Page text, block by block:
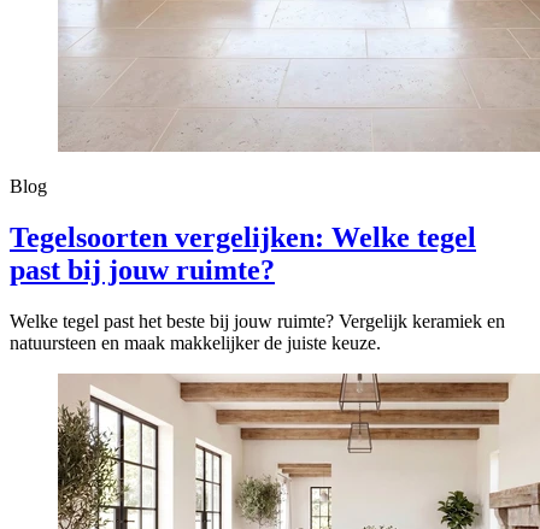
Blog
Tegelsoorten vergelijken: Welke tegel
past bij jouw ruimte?
Welke tegel past het beste bij jouw ruimte? Vergelijk keramiek en
natuursteen en maak makkelijker de juiste keuze.